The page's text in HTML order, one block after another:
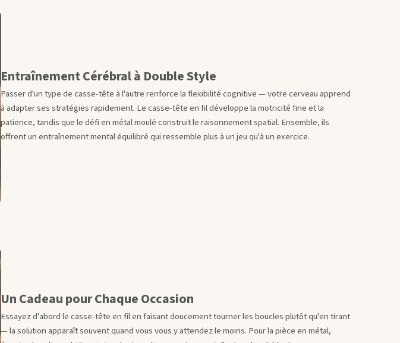
Entraînement Cérébral à Double Style
Passer d'un type de casse-tête à l'autre renforce la flexibilité cognitive — votre cerveau apprend
à adapter ses stratégies rapidement. Le casse-tête en fil développe la motricité fine et la
patience, tandis que le défi en métal moulé construit le raisonnement spatial. Ensemble, ils
offrent un entraînement mental équilibré qui ressemble plus à un jeu qu'à un exercice.
Un Cadeau pour Chaque Occasion
Essayez d'abord le casse-tête en fil en faisant doucement tourner les boucles plutôt qu'en tirant
— la solution apparaît souvent quand vous vous y attendez le moins. Pour la pièce en métal,